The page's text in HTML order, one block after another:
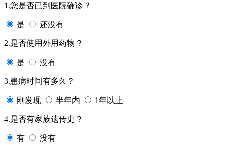
1.您是否已到医院确诊？
是 还没有
2.是否使用外用药物？
是 没有
3.患病时间有多久？
刚发现 半年内 1年以上
4.是否有家族遗传史？
有 没有